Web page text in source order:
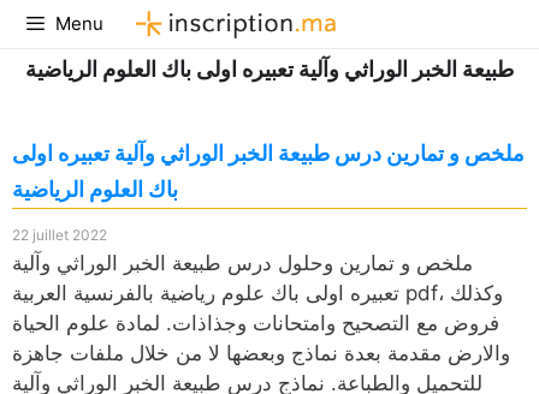
Aller
au
contenu
Menu
طبيعة الخبر الوراثي وآلية تعبيره اولى باك العلوم الرياضية
ملخص و تمارين درس طبيعة الخبر الوراثي وآلية تعبيره اولى
باك العلوم الرياضية
22 juillet 2022
ملخص و تمارين وحلول درس طبيعة الخبر الوراثي وآلية
تعبيره اولى باك علوم رياضية بالفرنسية العربية pdf، وكذلك
فروض مع التصحيح وامتحانات وجذاذات. لمادة علوم الحياة
والارض مقدمة بعدة نماذج وبعضها لا من خلال ملفات جاهزة
للتحميل والطباعة. نماذج درس طبيعة الخبر الوراثي وآلية